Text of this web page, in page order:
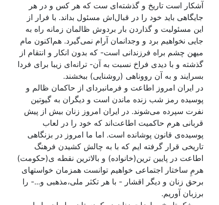
آشکار است تاریخ و گذشته‌ای ست که هر کس و در هر
جایگاهی‌ باید خود را در قبال‌اش مسئول بداند. با فرار از
این مسئولیت و گذاردن بار بردوش ظالمان زمانه‌ راه‌ به‌
جایی نخواهیم برد و وجدانمان آرام نمی‌گیرد. هم‌اکنون مام
میهن چشم‌ براه فرزندانی است- که‌ بدون انکار و انتقام از
گذشته‌ و با دیدی فراخ نسبت به‌ آن- ترانه‌ای زیبا برای فردا
بسرایند و به‌ آن رووناهی (روشنایی) ببخشند.
در ایران امروز اطاعت و فرمانبردای از حاکمان ظالم و
پوسیده‌ رمز شب زنده‌ ماندن است و دیگران به‌ گیوتین
نفرت سپرده‌ می‌شوند. در ایران امروز زنان بیش از پیش‌
قربانی هرم حاکمیت اطاعت‌اند که خود را در لعاب
پوسیده‌ی قانون پوشانده است. اما ما امروز در بزنگاهی
تاریخی قرار گرفته ایم که با به چالش کشیدن فرهنگ
اطاعت در پایین ترین(خانواده) و بالاترین نقطه ی(حکومت)
هرمِ ساختار اجتماعی خواهیم توانست همزمان خواستهای
برحق زنان و دیگر اقشار - با هر تکثر ملی،مذهبی و...- را
برزبان آوریم.